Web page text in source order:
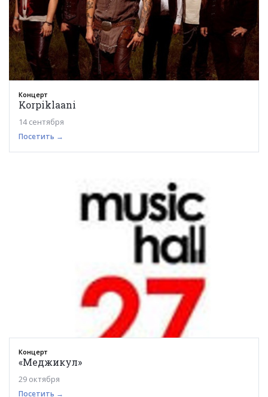
Концерт
Korpiklaani
14 сентября
Посетить →
Концерт
«Меджикул»
29 октября
Посетить →